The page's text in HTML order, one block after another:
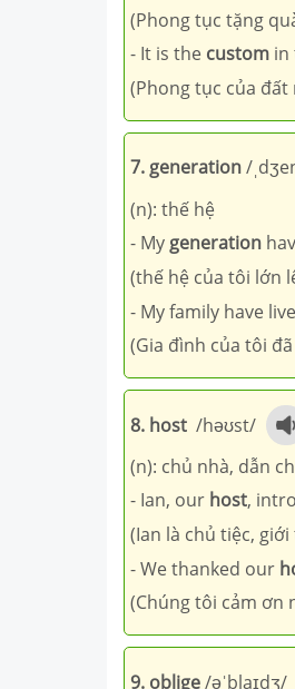
(Phong tục tặng
- It is the custom in
(Phong tục của
7. generation/
(n): thế hệ
- My generation
(thế hệ của tôi lớn
- My family have
(Gia đình của tôi
8. host /həʊst/
(n): chủ nhà, dẫn
- Ian, our host,
(Ian là chủ tiệc,
- We thanked our
(Chúng tôi cảm ơn
9. oblige/əˈblaɪdʒ/